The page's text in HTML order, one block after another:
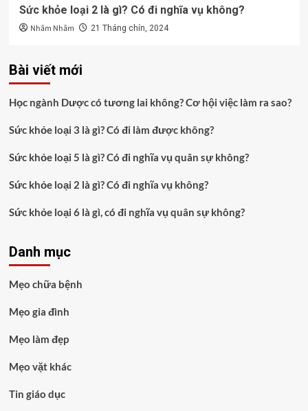
Sức khỏe loại 2 là gì? Có đi nghĩa vụ không?
Nhâm Nhâm 21 Tháng chín, 2024
Bài viết mới
Học ngành Dược có tương lai không? Cơ hội việc làm ra sao?
Sức khỏe loại 3 là gì? Có đi làm được không?
Sức khỏe loại 5 là gì? Có đi nghĩa vụ quân sự không?
Sức khỏe loại 2 là gì? Có đi nghĩa vụ không?
Sức khỏe loại 6 là gì, có đi nghĩa vụ quân sự không?
Danh mục
Mẹo chữa bệnh
Mẹo gia đình
Mẹo làm đẹp
Mẹo vặt khác
Tin giáo dục